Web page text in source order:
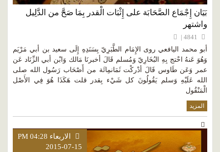
بَيَان إِجْمَاع الصَّحَابَة على إِثْبَات الْقدر بِمَا صَحَّ من الدَّلِيل
واشتهر
أبو محمد اليافعي روى الإِمَام الطَّبَرِيّ بِسَنَدِهِ إِلَى سعيد بن أبي مَرْيَم
وَهُوَ عَنهُ احْتج بِهِ البُخَارِيّ وَمُسلم قَالَ أخبرنَا مَالك وَابْن أبي الزِّنَاد عَن
عمر وَعَن طَاوس قَالَ أدْركْت ثَمَانمِائَة من أَصْحَاب رَسُول الله صلى
الله عَلَيْهِ وَسلم يَقُولُونَ كل شَيْء بِقدر قلت هَكَذَا هُوَ فِي الأَصْل
الْمَنْقُول
المزيد
الاربعاء PM 04:28
2015-07-15